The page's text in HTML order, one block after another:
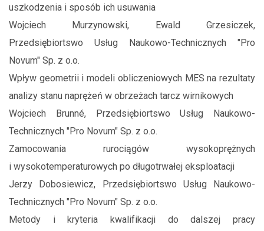
uszkodzenia i sposób ich usuwania
Wojciech Murzynowski, Ewald Grzesiczek,
Przedsiębiortswo Usług Naukowo-Technicznych "Pro
Novum" Sp. z o.o.
Wpływ geometrii i modeli obliczeniowych MES na rezultaty
analizy stanu naprężeń w obrzeżach tarcz wirnikowych
Wojciech Brunné, Przedsiębiortswo Usług Naukowo-
Technicznych "Pro Novum" Sp. z o.o.
Zamocowania rurociągów wysokoprężnych
i wysokotemperaturowych po długotrwałej eksploatacji
Jerzy Dobosiewicz, Przedsiębiortswo Usług Naukowo-
Technicznych "Pro Novum" Sp. z o.o.
Metody i kryteria kwalifikacji do dalszej pracy